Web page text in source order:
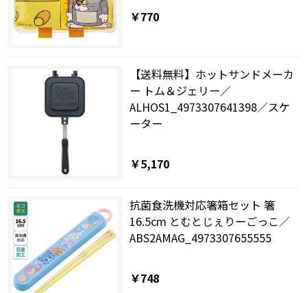
￥770
【送料無料】ホットサンドメーカ
ー トム＆ジェリー／
ALHOS1_4973307641398／スケ
ーター
￥5,170
抗菌食洗機対応箸箱セット 箸
16.5cm とむとじぇりーごっこ／
ABS2AMAG_4973307655555
￥748